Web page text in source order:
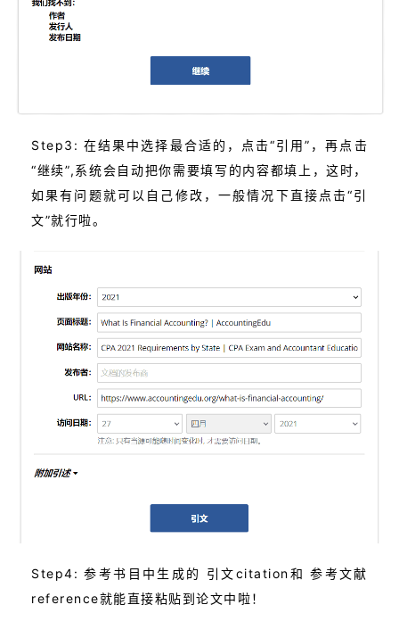
Step3: 在结果中选择最合适的，点击“引用”，再点击
“继续”,系统会自动把你需要填写的内容都填上，这时，
如果有问题就可以自己修改，一般情况下直接点击“引
文”就行啦。
Step4: 参考书目中生成的 引文citation和 参考文献
reference就能直接粘贴到论文中啦！